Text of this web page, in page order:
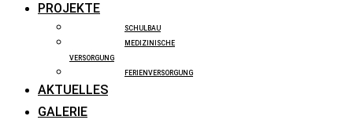
PROJEKTE
SCHULBAU
MEDIZINISCHE
VERSORGUNG
FERIENVERSORGUNG
AKTUELLES
GALERIE